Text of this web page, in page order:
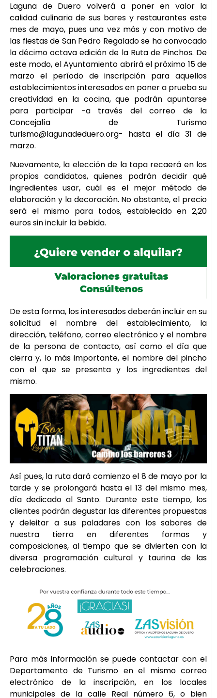
Laguna de Duero volverá a poner en valor la
calidad culinaria de sus bares y restaurantes este
mes de mayo, pues una vez más y con motivo de
las fiestas de San Pedro Regalado se ha convocado
la décimo octava edición de la Ruta de Pinchos. De
este modo, el Ayuntamiento abrirá el próximo 15 de
marzo el período de inscripción para aquellos
establecimientos interesados en poner a prueba su
creatividad en la cocina, que podrán apuntarse
para participar -a través del correo de la
Concejalía de Turismo
turismo@lagunadeduero.org- hasta el día 31 de
marzo.
Nuevamente, la elección de la tapa recaerá en los
propios candidatos, quienes podrán decidir qué
ingredientes usar, cuál es el mejor método de
elaboración y la decoración. No obstante, el precio
será el mismo para todos, establecido en 2,20
euros sin incluir la bebida.
De esta forma, los interesados deberán incluir en su
solicitud el nombre del establecimiento, la
dirección, teléfono, correo electrónico y el nombre
de la persona de contacto, así como el día que
cierra y, lo más importante, el nombre del pincho
con el que se presenta y los ingredientes del
mismo.
Así pues, la ruta dará comienzo el 8 de mayo por la
tarde y se prolongará hasta el 13 del mismo mes,
día dedicado al Santo. Durante este tiempo, los
clientes podrán degustar las diferentes propuestas
y deleitar a sus paladares con los sabores de
nuestra tierra en diferentes formas y
composiciones, al tiempo que se divierten con la
diversa programación cultural y taurina de las
celebraciones.
Para más información se puede contactar con el
Departamento de Turismo en el mismo correo
electrónico de la inscripción, en los locales
municipales de la calle Real número 6, o bien